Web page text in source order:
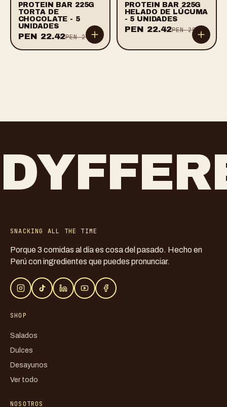
PROTEIN BAR 225G
TORTA DE
CHOCOLATE - 5
UNIDADES
PEN 22.42PEN 29.90
PROTEIN BAR 225G
HELADO DE LÚCUMA
- 5 UNIDADES
PEN 22.42PEN 29.90
SNACKING ALL THE TIME
Porque 3 comidas al día es cosa del pasado. Hecho en
Perú con ingredientes que puedes pronunciar.
SHOP
Salados
Dulces
Desayunos
Ver todo
NOSOTROS